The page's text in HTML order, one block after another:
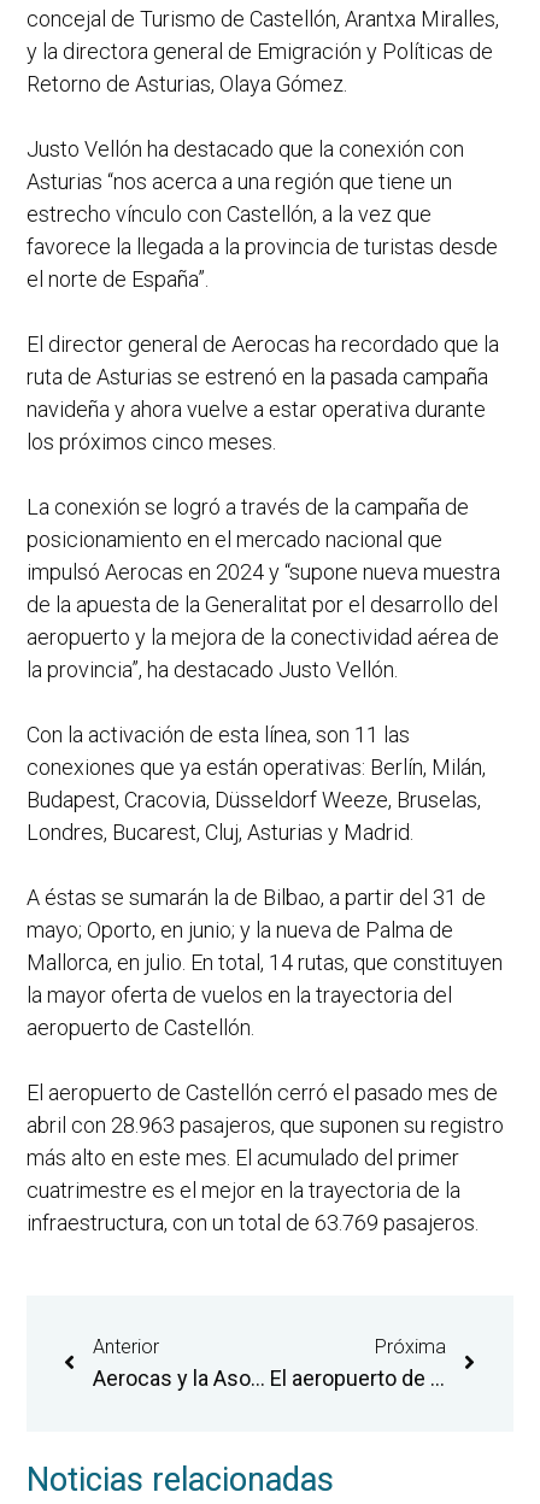
concejal de Turismo de Castellón, Arantxa Miralles,
y la directora general de Emigración y Políticas de
Retorno de Asturias, Olaya Gómez.
Justo Vellón ha destacado que la conexión con
Asturias “nos acerca a una región que tiene un
estrecho vínculo con Castellón, a la vez que
favorece la llegada a la provincia de turistas desde
el norte de España”.
El director general de Aerocas ha recordado que la
ruta de Asturias se estrenó en la pasada campaña
navideña y ahora vuelve a estar operativa durante
los próximos cinco meses.
La conexión se logró a través de la campaña de
posicionamiento en el mercado nacional que
impulsó Aerocas en 2024 y “supone nueva muestra
de la apuesta de la Generalitat por el desarrollo del
aeropuerto y la mejora de la conectividad aérea de
la provincia”, ha destacado Justo Vellón.
Con la activación de esta línea, son 11 las
conexiones que ya están operativas: Berlín, Milán,
Budapest, Cracovia, Düsseldorf Weeze, Bruselas,
Londres, Bucarest, Cluj, Asturias y Madrid.
A éstas se sumarán la de Bilbao, a partir del 31 de
mayo; Oporto, en junio; y la nueva de Palma de
Mallorca, en julio. En total, 14 rutas, que constituyen
la mayor oferta de vuelos en la trayectoria del
aeropuerto de Castellón.
El aeropuerto de Castellón cerró el pasado mes de
abril con 28.963 pasajeros, que suponen su registro
más alto en este mes. El acumulado del primer
cuatrimestre es el mejor en la trayectoria de la
infraestructura, con un total de 63.769 pasajeros.
Anterior
Aerocas y la Asociación de Robótica Móvil Española impulsan un ‘hub’ de robótica aeroportuaria pionero a nivel internacional
Próxima
El aeropuerto de Castellón amplía su catálogo de destinos con la incorporación de las rutas de Bilbao y Oporto
Noticias relacionadas